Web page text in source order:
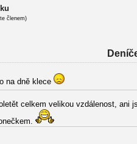
členem)
na dně klece
celkem velikou vzdálenost,